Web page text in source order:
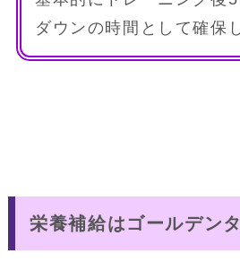
ダウンの時間として確保
栄養補給はゴールデン